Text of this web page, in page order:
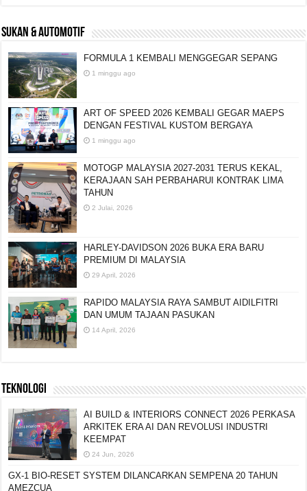
SUKAN & AUTOMOTIF
FORMULA 1 KEMBALI MENGGEGAR SEPANG
1 minggu ago
ART OF SPEED 2026 KEMBALI GEGAR MAEPS
DENGAN FESTIVAL KUSTOM BERGAYA
1 minggu ago
MOTOGP MALAYSIA 2027-2031 TERUS KEKAL,
KERAJAAN SAH PERBAHARUI KONTRAK LIMA
TAHUN
2 Julai, 2026
HARLEY-DAVIDSON 2026 BUKA ERA BARU
PREMIUM DI MALAYSIA
29 April, 2026
RAPIDO MALAYSIA RAYA SAMBUT AIDILFITRI
DAN UMUM TAJAAN PASUKAN
14 April, 2026
TEKNOLOGI
AI BUILD & INTERIORS CONNECT 2026 PERKASA
ARKITEK ERA AI DAN REVOLUSI INDUSTRI
KEEMPAT
24 Jun, 2026
GX-1 BIO-RESET SYSTEM DILANCARKAN